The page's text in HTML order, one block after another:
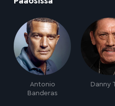
Antonio
Banderas
Danny